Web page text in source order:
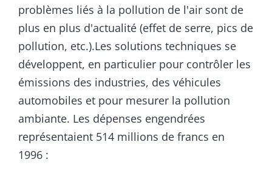
problèmes liés à la pollution de l'air sont de
plus en plus d'actualité (effet de serre, pics de
pollution, etc.).Les solutions techniques se
développent, en particulier pour contrôler les
émissions des industries, des véhicules
automobiles et pour mesurer la pollution
ambiante. Les dépenses engendrées
représentaient 514 millions de francs en
1996 :